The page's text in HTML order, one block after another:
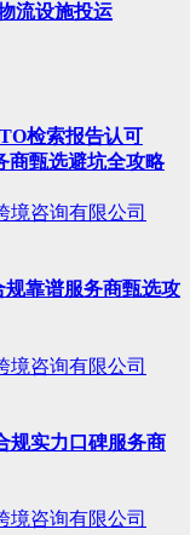
流设施投运
检索报告认可
商甄选避坑全攻略
境咨询有限公司
规靠谱服务商甄选攻
境咨询有限公司
规实力口碑服务商
境咨询有限公司